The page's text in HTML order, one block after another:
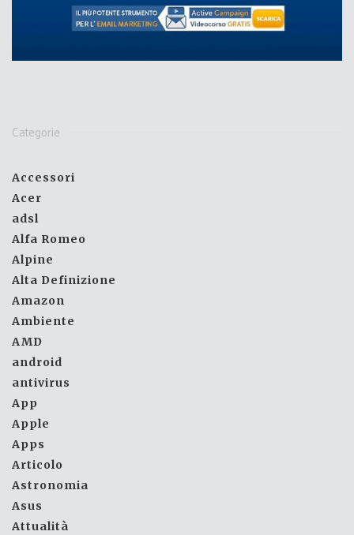
Categorie
Accessori
Acer
adsl
Alfa Romeo
Alpine
Alta Definizione
Amazon
Ambiente
AMD
android
antivirus
App
Apple
Apps
Articolo
Astronomia
Asus
Attualità